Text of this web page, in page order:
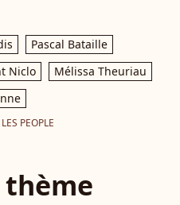
Pascal Bataille
Niclo
Mélissa Theuriau
PEOPLE
thème